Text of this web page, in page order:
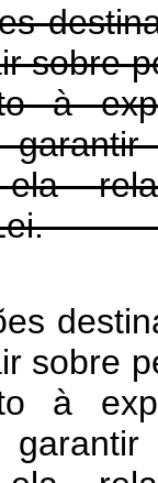
sobre
à
sobre
à